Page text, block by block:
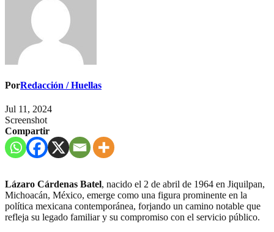
PorRedacción / Huellas
Jul 11, 2024
Screenshot
Compartir
Lázaro Cárdenas Batel, nacido el 2 de abril de 1964 en Jiquilpan,
Michoacán, México, emerge como una figura prominente en la
política mexicana contemporánea, forjando un camino notable que
refleja su legado familiar y su compromiso con el servicio público.